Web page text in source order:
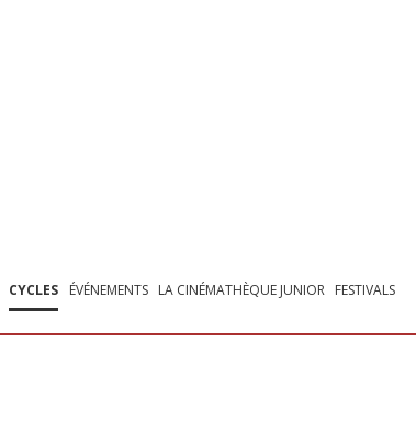
CYCLES ÉVÉNEMENTS LA CINÉMATHÈQUE JUNIOR FESTIVALS